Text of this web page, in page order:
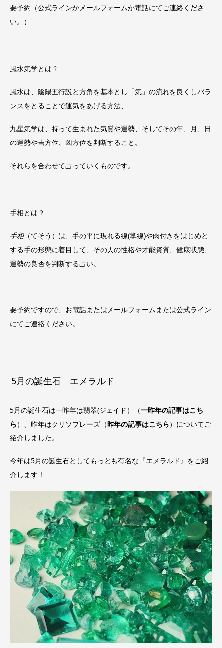
要予約（公式ラインかメールフォームか電話にてご連絡くださ
い。）
風水気学とは？
風水は、陰陽五行説と方角を基本とし「気」の流れを良くしバラ
ンスをとることで運気をあげる方法、
九星気学は、持って生まれた気質や運勢、そしてその年、月、日
の運勢や吉方位、凶方位を判断すること。
それらを合わせて占っていくものです。
手相とは？
手相（てそう）は、手の平に現れる線(掌線)や肉付きをはじめと
する手の形態に着目して、その人の性格や才能資質、健康状態、
運勢の良否を判断する占い。
要予約ですので、お電話またはメールフォームまたは公式ライン
にてご連絡ください。
5月の誕生石 エメラルド
5月の誕生石は一昨年は翡翠(ジェイド）（一昨年の記事はこち
ら）、昨年はクリソプレーズ（昨年の記事はこちら）についてご
紹介しました。
今年は5月の誕生石としてもっとも有名な 『エメラルド』をご紹
介します！